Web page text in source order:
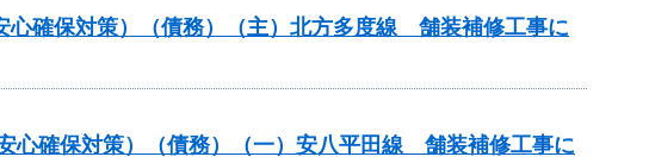
心確保対策）（債務）（主）北方多度線 舗装補修工事に
心確保対策）（債務）（一）安八平田線 舗装補修工事に